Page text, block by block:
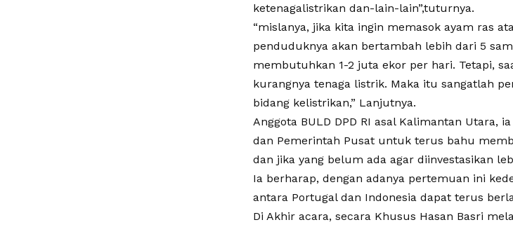
ketenagalistrikan dan-lain-lain”,tuturnya.
“mislanya, jika kita ingin memasok ayam ras
penduduknya akan bertambah lebih dari 5
membutuhkan 1-2 juta ekor per hari. Tetapi,
kurangnya tenaga listrik. Maka itu sangatlah
bidang kelistrikan,” Lanjutnya.
Anggota BULD DPD RI asal Kalimantan Utara,
dan Pemerintah Pusat untuk terus bahu
dan jika yang belum ada agar diinvestasikan
Ia berharap, dengan adanya pertemuan ini
antara Portugal dan Indonesia dapat terus
Di Akhir acara, secara Khusus Hasan Basri